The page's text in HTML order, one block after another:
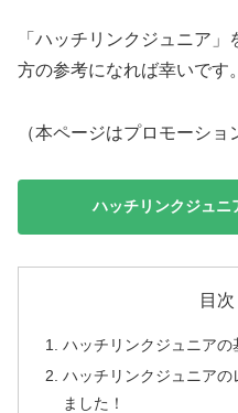
「ハッチリンクジュニア
方の参考になれば幸いです。
（本ページはプロモーショ
ハッチリンクジュニ
目次
ハッチリンクジュニアの
ハッチリンクジュニア
ました！